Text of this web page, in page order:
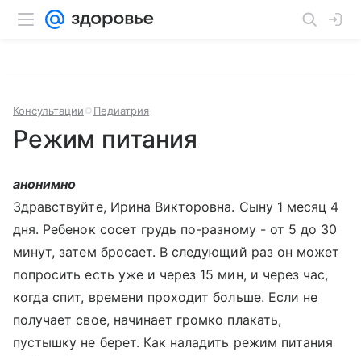
Консультации Педиатрия
Режим питания
анонимно
Здравствуйте, Ирина Викторовна. Сыну 1 месяц 4
дня. Ребенок сосет грудь по-разному - от 5 до 30
минут, затем бросает. В следующий раз он может
попросить есть уже и через 15 мин, и через час,
когда спит, времени проходит больше. Если не
получает свое, начинает громко плакать,
пустышку не берет. Как наладить режим питания